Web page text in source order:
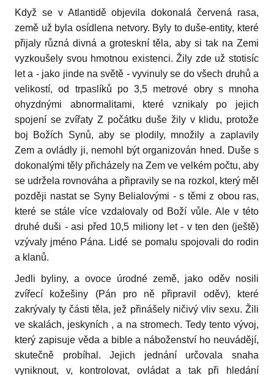
Když se v Atlantidě objevila dokonalá červená rasa,
země už byla osídlena netvory. Byly to duše-entity, které
přijaly různá divná a gro­teskní těla, aby si tak na Zemi
vyzkoušely svou hmotnou existenci. Žily zde už stotisíc
let a - jako jinde na světě - vyvinuly se do všech druhů a
velikostí, od trpaslíků po 3,5 metrové obry s mnoha
ohyz­dnými abnormalitami, které vznikaly po jejich
spojení se zvířaty Z počátku duše žily v klidu, protože
boj Božích Synů, aby se plodily, množily a zaplavily
Zem a ovládly ji, nemohl být orga­nizován hned. Duše s
dokonalými těly přicházely na Zem ve velkém počtu, aby
se udržela rovnováha a připravily se na rozkol, který měl
později nastat se Syny Belialovými - s těmi z obou ras,
které se stá­le více vzdalovaly od Boží vůle. Ale v této
druhé duši - asi před 10,5 miliony let - v ten den (ještě)
vzývaly jméno Pána. Lidé se pomalu spojovali do rodin
a klanů.
Jedli byliny, a ovoce úrodné země, jako oděv nosili
zvířecí kožešiny (Pán pro ně připravil oděv), které
zakrývaly ty části těla, jež přinášely ničivý vliv sexu. Žili
ve skalách, jeskyních , a na stromech. Tedy tento vývoj,
který zapisuje věda a bible a náboženství ho neuvádějí,
skutečně probí­hal. Jejich jednání určovala snaha
vyniknout, v, kontrolovat, ovládat a tak při hledání